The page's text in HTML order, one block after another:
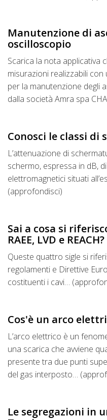
Manutenzione di
oscilloscopio
Scarica la nota applicativa
misurazioni realizzabili
per la manutenzione degli
dalla società Amra spa
Conosci le classi di
L’attenuazione di
schermo, espressa in dB,
elettromagnetici situati
(approfondisci)
Sai a cosa si
RAEE, LVD e REACH?
Queste quattro sigle si
regolamenti e Direttive
costituenti i cavi…
Cos'è un arco
L’arco elettrico è un
una scarica che avviene
presente tra due punti
del gas interposto…
Le segregazioni in